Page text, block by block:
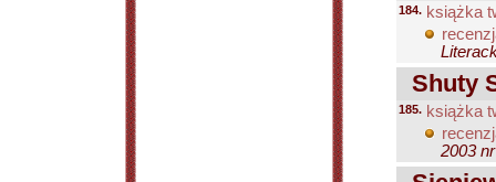
184. książka
Shuty
185. książka
2003